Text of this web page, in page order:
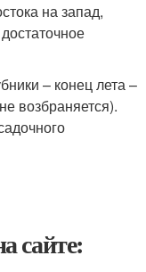
на запад,
– конец лета –
возбраняется).
сайте: